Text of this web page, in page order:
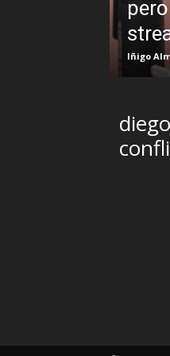
prefirió derrapar
sin